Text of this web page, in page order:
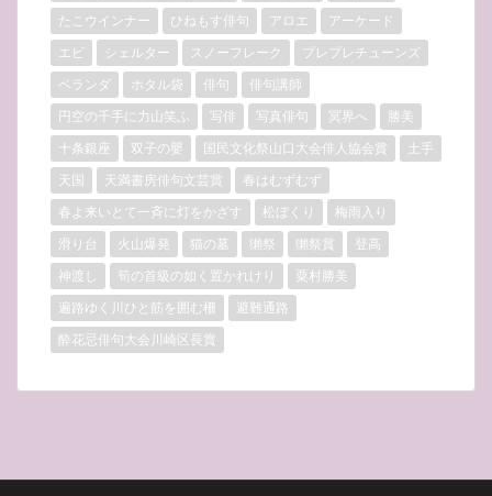
たこウインナー
ひねもす俳句 アロエ
アーケード
エビ
シェルター スノーフレーク
プレプレチューンズ
ベランダ
ホタル袋 俳句
俳句講師
円空の千手に力山笑ふ
写俳 写真俳句 冥界へ
勝美
十条銀座
双子の嬰 国民文化祭山口大会俳人協会賞
土手
天国
天満書房俳句文芸賞
春はむずむず
春よ来いとて一斉に灯をかざす
松ぼくり
梅雨入り
滑り台
火山爆発 猫の墓 獺祭 獺祭賞
登高
神渡し
筍の首級の如く置かれけり
粟村勝美
遍路ゆく川ひと筋を囲む柵
避難通路
酔花忌俳句大会川崎区長賞